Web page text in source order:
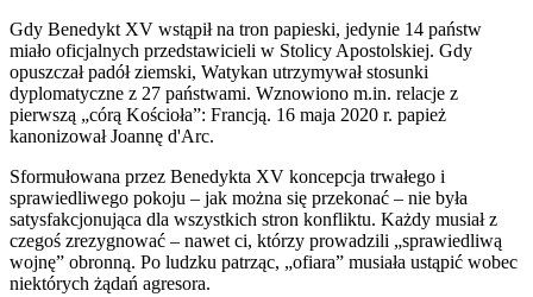
Gdy Benedykt XV wstąpił na tron ​​papieski, jedynie 14 państw
miało oficjalnych przedstawicieli w Stolicy Apostolskiej. Gdy
opuszczał padół ziemski, Watykan utrzymywał stosunki
dyplomatyczne z 27 państwami. Wznowiono m.in. relacje z
pierwszą „córą Kościoła”: Francją. 16 maja 2020 r. papież
kanonizował Joannę d'Arc.
Sformułowana przez Benedykta XV koncepcja trwałego i
sprawiedliwego pokoju – jak można się przekonać – nie była
satysfakcjonująca dla wszystkich stron konfliktu. Każdy musiał z
czegoś zrezygnować – nawet ci, którzy prowadzili „sprawiedliwą
wojnę” obronną. Po ludzku patrząc, „ofiara” musiała ustąpić wobec
niektórych żądań agresora.